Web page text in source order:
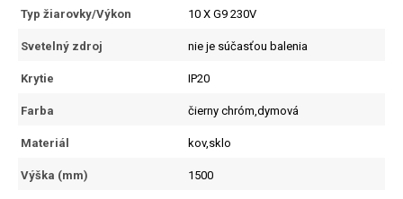
Typ žiarovky/Výkon 10 X G9 230V
Svetelný zdroj nie je súčasťou balenia
Krytie IP20
Farba čierny chróm,dymová
Materiál kov,sklo
Výška (mm) 1500